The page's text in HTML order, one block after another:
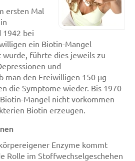
ersten Mal
1942 bei
ein Biotin-Mangel
führte dies jeweils zu
und
man den Freiwilligen 150 µg
die Symptome wieder. Bis 1970
Mangel nicht vorkommen
Biotin erzeugen.
Enzyme kommt
Rolle im Stoffwechselgeschehen